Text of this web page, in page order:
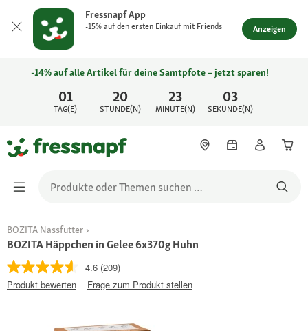
Fressnapf App
-15% auf den ersten Einkauf mit Friends Anzeigen
01
TAG(E)
20
STUNDE(N)
23
MINUTE(N)
03
SEKUNDE(N)
-14% auf alle Artikel für deine Samtpfote – jetztsparen!
BOZITA Nassfutter
BOZITA Häppchen in Gelee 6x370g Huhn
4.6 (209)
Produkt bewerten
Frage zum Produkt stellen